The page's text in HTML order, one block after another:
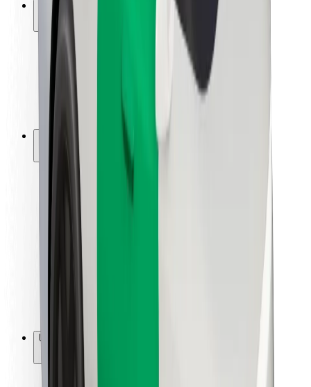
ქალაქები
ლოკაციები
ქალაქი უკეთესობისკენ
აეროპორტები
Bolt-ის დასატენი სადგური
მხარდაჭერა
მგზავრებისთვის
კურიერებისთვის
Bolt Food
ავტოპარკის მფლობელებისთვის
რესტორნებისთვის
Bolt for Business
სხვა
მომწოდებლები